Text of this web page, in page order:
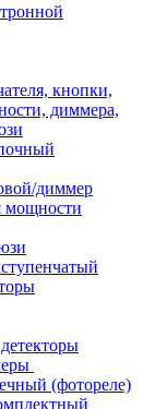
кнопки,
диммера,
диммер
мощности
(фотореле)